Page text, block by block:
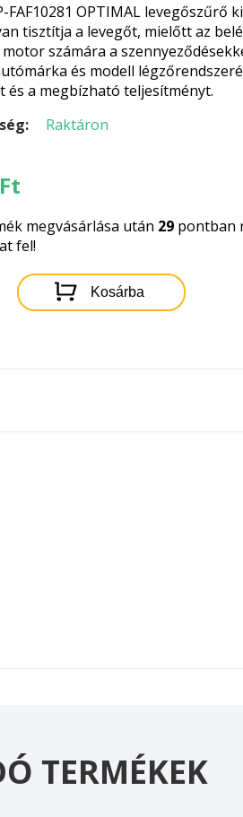
FAF10281 OPTIMAL levegőszűrő
tisztítja a levegőt, mielőtt az
számára a
és modell
és a megbízható teljesítményt.
Raktáron
Ft
megvásárlása után 29pontban
fel!
Kosárba
TERMÉKEK